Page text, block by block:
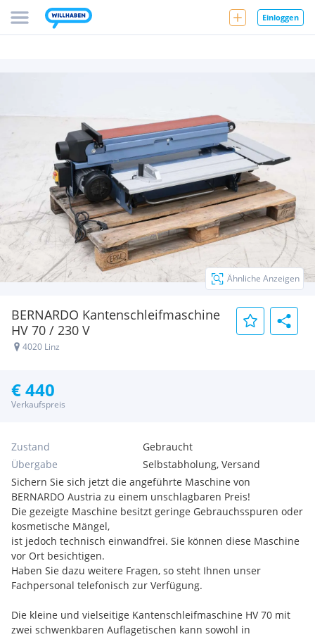
Einloggen
BERNARDO Kantenschleifmaschine
HV 70 / 230 V
4020 Linz
Ähnliche Anzeigen
€ 440
Verkaufspreis
Zustand
Gebraucht
Übergabe
Selbstabholung, Versand
Sichern Sie sich jetzt die angeführte Maschine von
BERNARDO Austria zu einem unschlagbaren Preis!
Die gezeigte Maschine besitzt geringe Gebrauchsspuren oder
kosmetische Mängel,
ist jedoch technisch einwandfrei. Sie können diese Maschine
vor Ort besichtigen.
Haben Sie dazu weitere Fragen, so steht Ihnen unser
Fachpersonal telefonisch zur Verfügung.
Die kleine und vielseitige Kantenschleifmaschine HV 70 mit
zwei schwenkbaren Auflagetischen kann sowohl in